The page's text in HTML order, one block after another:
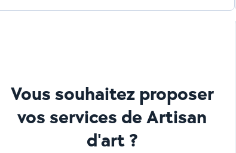
Vous souhaitez proposer
vos services de Artisan
d'art ?